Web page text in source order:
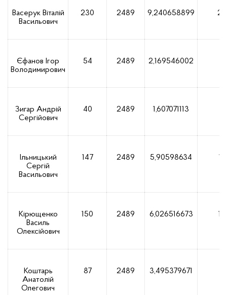
Васерук Віталій
Васильович
230 2489 9,240658899
Єфанов Ігор
Володимирович
54 2489 2,169546002
Зигар Андрій
Сергійович
40 2489 1,607071113
Ільницький
Сергій
Васильович
147 2489 5,90598634
Кірющенко
Василь
Олексійович
150 2489 6,026516673
Коштарь
Анатолій
Олегович
87 2489 3,495379671